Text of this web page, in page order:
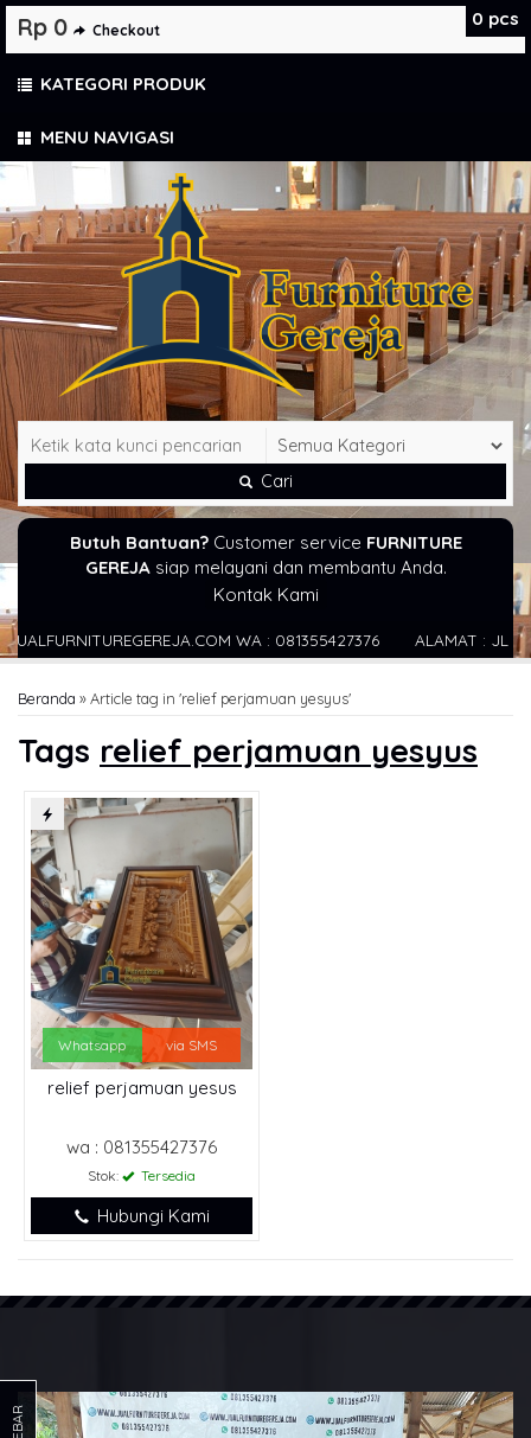
MENU NAVIGASI
Cari
Butuh Bantuan?Customer service FURNITURE
GEREJAsiap melayani dan membantu Anda.
Kontak Kami
WA : 081355427376 ALAMAT : JL
Beranda »Article tag in 'relief perjamuan yesyus'
Tags relief perjamuan yesyus
Whatsapp via SMS
relief perjamuan yesus
wa : 081355427376
Stok: Tersedia
Hubungi Kami
0 pcs
Rp 0 Checkout
KATEGORI PRODUK